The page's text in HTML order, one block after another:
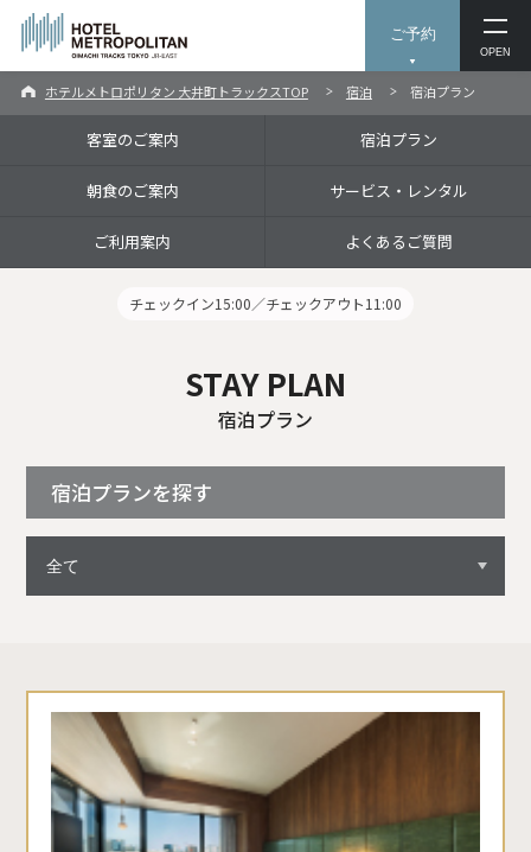
ご予約
OPEN
ホテルメトロポリタン 大井町トラックスTOP 宿泊 宿泊プラン
客室のご案内 宿泊プラン
朝食のご案内 サービス・レンタル
ご利用案内 よくあるご質問
チェックイン15:00／チェックアウト11:00
STAY PLAN
宿泊プラン
宿泊プランを探す